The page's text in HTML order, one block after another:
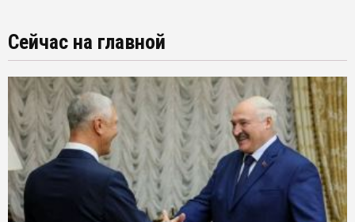
Сейчас на главной